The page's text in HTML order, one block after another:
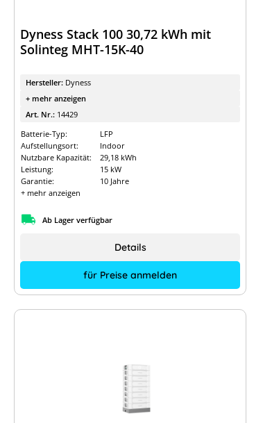
Dyness Stack 100 30,72 kWh mit
Solinteg MHT-15K-40
Hersteller: Dyness
+ mehr anzeigen
Art. Nr.: 14429
Batterie-Typ:
LFP
Aufstellungsort:
Indoor
Nutzbare Kapazität:
29,18 kWh
Leistung:
15 kW
Garantie:
10 Jahre
+ mehr anzeigen
Ab Lager verfügbar
für Preise anmelden
Details